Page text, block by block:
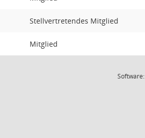
Stellvertretendes Mitglied
Mitglied
Software: